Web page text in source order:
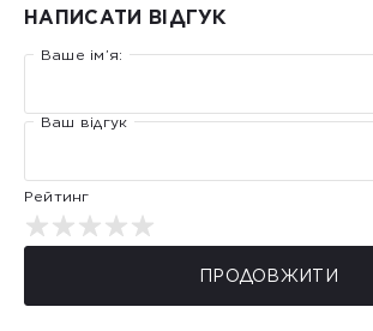
НАПИСАТИ ВІДГУК
Ваше ім’я:
Ваш відгук
Рейтинг
ПРОДОВЖИТИ